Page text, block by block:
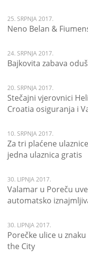
25. SRPNJA 2017.
Neno Belan &
24. SRPNJA 2017.
Bajkovita zabava
20. SRPNJA 2017.
Stečajni vjerovnici
Croatia osiguranja i
10. SRPNJA 2017.
Za tri plaćene
jedna ulaznica gratis
30. LIPNJA 2017.
Valamar u Poreču
automatsko
30. LIPNJA 2017.
Porečke ulice u
the City